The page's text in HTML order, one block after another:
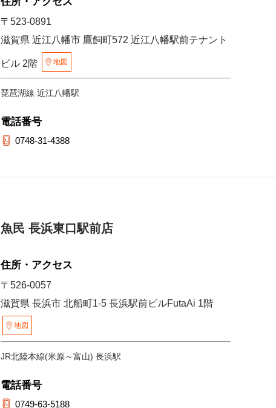
〒523-0891
滋賀県 近江八幡市 鷹飼町572 近江八幡駅前テナント
ビル 2階 地図
琵琶湖線 近江八幡駅
電話番号
0748-31-4388
魚民 長浜東口駅前店
住所・アクセス
〒526-0057
滋賀県 長浜市 北船町1-5 長浜駅前ビルFutaAi 1階
地図
JR北陸本線(米原～富山) 長浜駅
電話番号
0749-63-5188